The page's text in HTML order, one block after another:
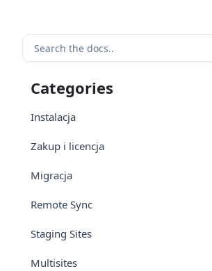
Categories
Instalacja
Zakup i licencja
Migracja
Remote Sync
Staging Sites
Multisites